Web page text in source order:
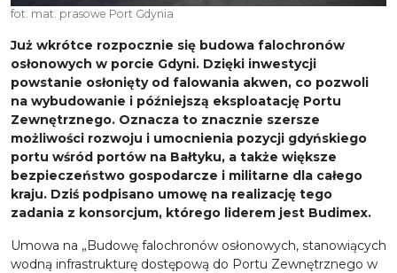
fot. mat. prasowe Port Gdynia
Już wkrótce rozpocznie się budowa falochronów
osłonowych w porcie Gdyni. Dzięki inwestycji
powstanie osłonięty od falowania akwen, co pozwoli
na wybudowanie i późniejszą eksploatację Portu
Zewnętrznego. Oznacza to znacznie szersze
możliwości rozwoju i umocnienia pozycji gdyńskiego
portu wśród portów na Bałtyku, a także większe
bezpieczeństwo gospodarcze i militarne dla całego
kraju. Dziś podpisano umowę na realizację tego
zadania z konsorcjum, którego liderem jest Budimex.
Umowa na „Budowę falochronów osłonowych, stanowiących
wodną infrastrukturę dostępową do Portu Zewnętrznego w